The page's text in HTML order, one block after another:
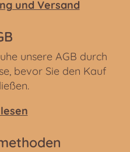
und Versand
unsere AGB durch
bevor Sie den Kauf